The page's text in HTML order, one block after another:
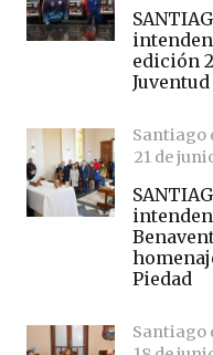
edición
Juventud
Santiago
21 de
Piedad
Santiago